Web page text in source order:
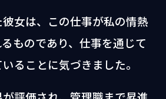
女は、この仕事が私の情熱
ものであり、仕事を通じて
ることに気づきました。